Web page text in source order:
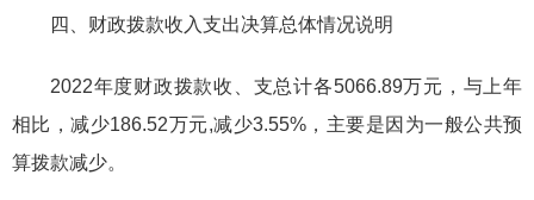
四、财政拨款收入支出决算总体情况说明
2022年度财政拨款收、支总计各5066.89万元，与上年
相比，减少186.52万元,减少3.55%，主要是因为一般公共预
算拨款减少。